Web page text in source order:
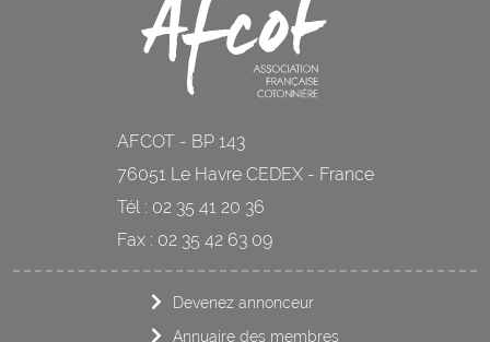
AFCOT - BP 143
76051 Le Havre CEDEX - France
Tél : 02 35 41 20 36
Fax : 02 35 42 63 09
Devenez annonceur
Annuaire des membres